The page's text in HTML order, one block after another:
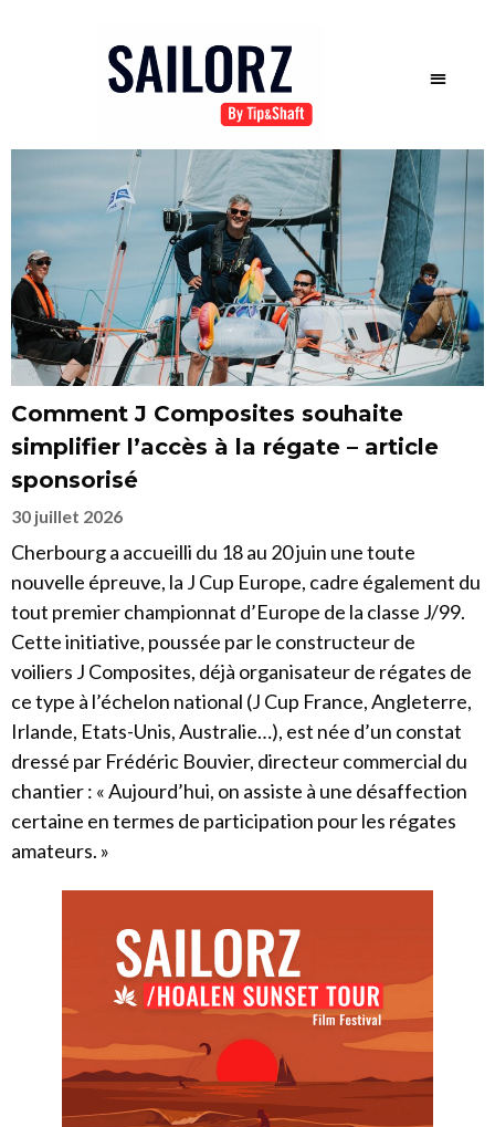
Comment J Composites souhaite
simplifier l’accès à la régate – article
sponsorisé
30 juillet 2026
Cherbourg a accueilli du 18 au 20 juin une toute
nouvelle épreuve, la J Cup Europe, cadre également du
tout premier championnat d’Europe de la classe J/99.
Cette initiative, poussée par le constructeur de
voiliers J Composites, déjà organisateur de régates de
ce type à l’échelon national (J Cup France, Angleterre,
Irlande, Etats-Unis, Australie…), est née d’un constat
dressé par Frédéric Bouvier, directeur commercial du
chantier : « Aujourd’hui, on assiste à une désaffection
certaine en termes de participation pour les régates
amateurs. »